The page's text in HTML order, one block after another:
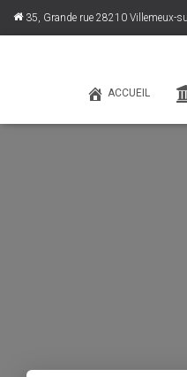
35, Grande rue 28210 Villemeux-
ACCUEIL